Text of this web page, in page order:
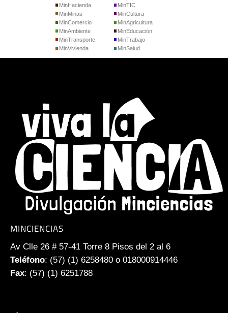
MinHacienda
MinMinas
MinComercio
MinTIC
MinCultura
MinAgricultura
MinAmbiente
MinTransporte
MinVivienda
MinEducación
MinTrabajo
MinSalud
MINCIENCIAS
Av Clle 26 # 57-41 Torre 8 Pisos del 2 al 6
Teléfono: (57) (1) 6258480 o 018000914446
Fax: (57) (1) 6251788